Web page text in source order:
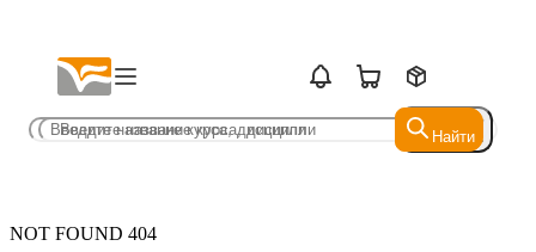
Найти
Найти
NOT FOUND 404